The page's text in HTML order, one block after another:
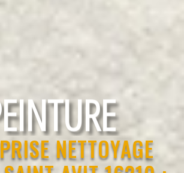
NETTOYAGE